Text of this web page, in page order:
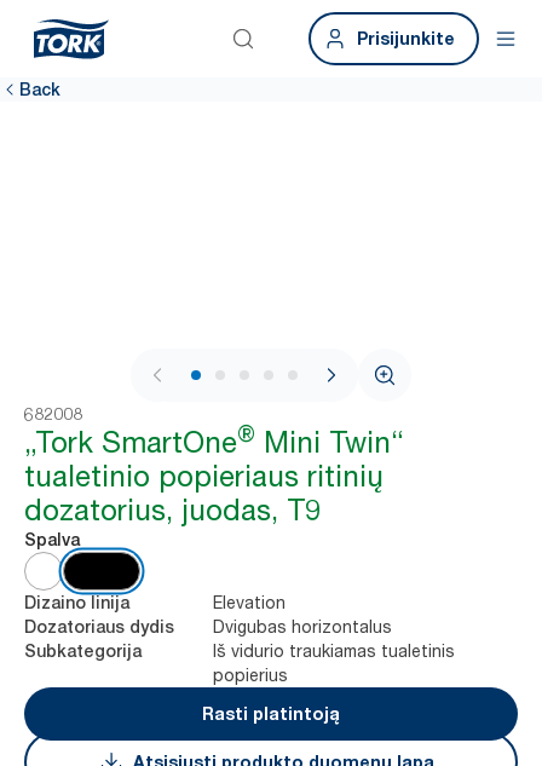
Prisijunkite
Back
1 / 8
682008
„Tork SmartOne® Mini Twin“
tualetinio popieriaus ritinių
dozatorius, juodas, T9
Spalva
Dizaino linija Elevation
Dozatoriaus dydis Dvigubas horizontalus
Subkategorija
Iš vidurio traukiamas tualetinis
popierius
Rasti platintoją
Atsisiųsti produkto duomenų lapą